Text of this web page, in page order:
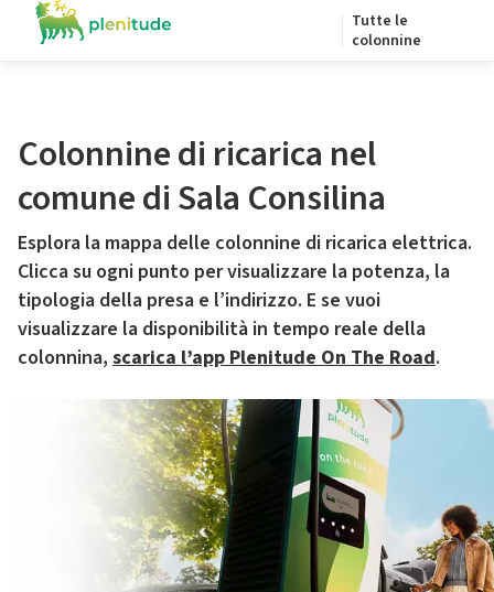
Tutte le
colonnine
Colonnine di ricarica nel
comune di Sala Consilina
Esplora la mappa delle colonnine di ricarica elettrica.
Clicca su ogni punto per visualizzare la potenza, la
tipologia della presa e l’indirizzo. E se vuoi
visualizzare la disponibilità in tempo reale della
colonnina, scarica l’app Plenitude On The Road.